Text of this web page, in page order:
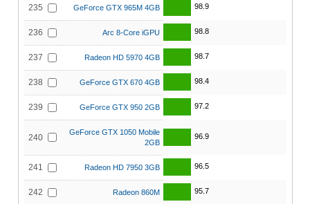
235 GeForce GTX 965M 4GB 98.9
236 Arc 8-Core iGPU 98.8
237 Radeon HD 5970 4GB 98.7
238 GeForce GTX 670 4GB 98.4
239 GeForce GTX 950 2GB 97.2
240
GeForce GTX 1050 Mobile
2GB
96.9
241 Radeon HD 7950 3GB 96.5
242 Radeon 860M 95.7